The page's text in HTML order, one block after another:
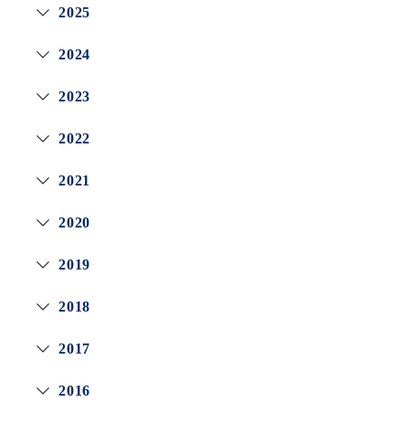
2025
2024
2023
2022
2021
2020
2019
2018
2017
2016